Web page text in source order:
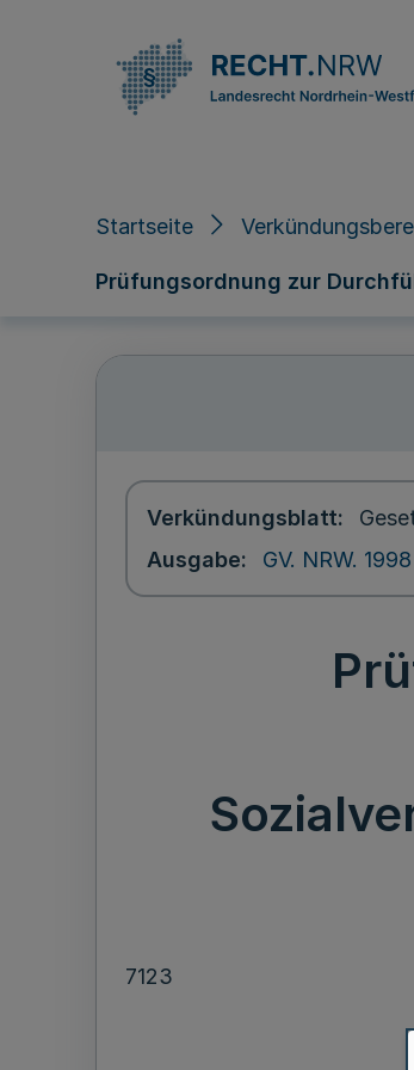
Startseite
Prüfungsordnung zur
Verkündungsblatt
Ausgabe
GV. NRW.
7123